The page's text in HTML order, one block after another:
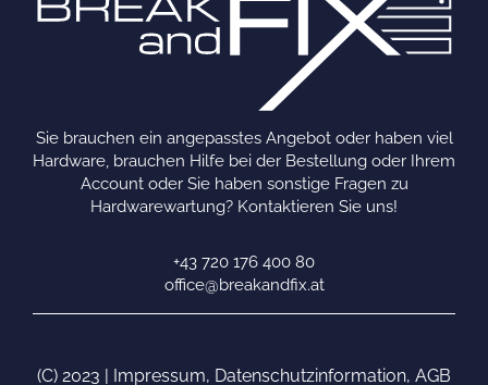
Sie brauchen ein angepasstes Angebot oder haben viel
Hardware, brauchen Hilfe bei der Bestellung oder Ihrem
Account oder Sie haben sonstige Fragen zu
Hardwarewartung? Kontaktieren Sie uns!
+43 720 176 400 80
office@breakandfix.at
(C) 2023 | Impressum, Datenschutzinformation, AGB